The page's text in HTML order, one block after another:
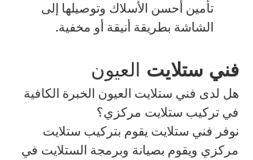
تأمين أحسن الأسلاك وتوصيلها إلى
الشاشة بطريقة أنيقة أو مخفية.
فني ستلايت العيون
هل لدى فني ستلايت العيون الخبرة الكافية
في تركيب ستلايت مركزي؟
نوفر فني ستلايت يقوم بتركيب ستلايت
مركزي ويقوم بصيانة وبرمجة الستلايت في